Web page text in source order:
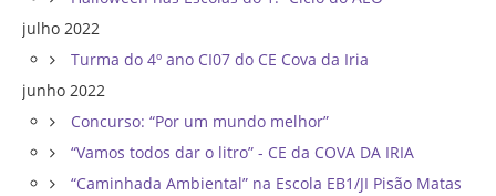
julho 2022
Turma do 4º ano CI07 do CE Cova da Iria
junho 2022
Concurso: “Por um mundo melhor”
“Vamos todos dar o litro” - CE da COVA DA IRIA
“Caminhada Ambiental” na Escola EB1/JI Pisão Matas